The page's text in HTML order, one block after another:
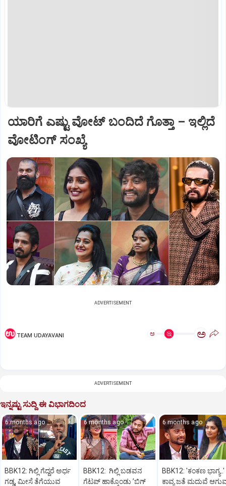
ಯಾರಿಗೆ ಎಷ್ಟು ವೋಟ್‌ ಬಂದಿದೆ ಗೊತ್ತಾ – ಇಲ್ಲಿದೆ
ವೋಟಿಂಗ್‌ ಸಂಖ್ಯೆ
ADVERTISEMENT
TEAM UDAYAVANI ಅ ಅ
ADVERTISEMENT
ಇನ್ನಷ್ಟು ಸುದ್ದಿ ಈ ವಿಭಾಗದಿಂದ
6 months ago
BBK12: ಗಿಲ್ಲಿ ಗೆದ್ದರೆ ಅರ್ಧ
ಗಡ್ಡ, ಮೀಸೆ ತೆಗೆಯುವ
6 months ago
BBK12: ಗಿಲ್ಲಿ ಬಡವನ
ಗೆಟಪ್‌ ಹಾಕ್ಕೊಂಡು ʼಬಿಗ್‌
6 months ago
BBK12: 'ಕಂಕಣ ಭಾಗ್ಯ..'
ಕಾವ್ಯ ಜತೆ ಮದುವೆ